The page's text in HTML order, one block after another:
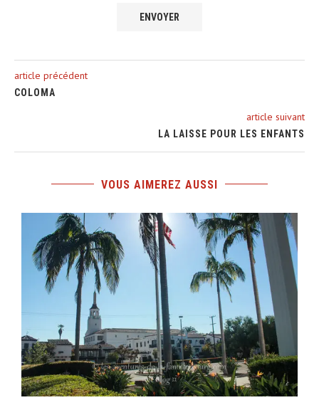
article précédent
COLOMA
article suivant
LA LAISSE POUR LES ENFANTS
VOUS AIMEREZ AUSSI